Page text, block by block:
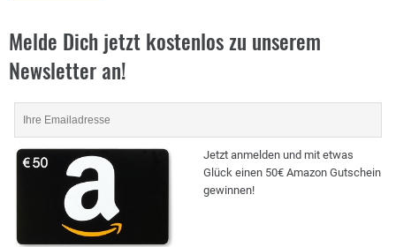
Melde Dich jetzt kostenlos zu unserem
Newsletter an!
Jetzt anmelden und mit etwas
Glück einen 50€ Amazon Gutschein
gewinnen!